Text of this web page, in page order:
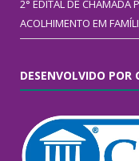
2° EDITAL DE CHAMADA
ACOLHIMENTO EM
DESENVOLVIDO POR